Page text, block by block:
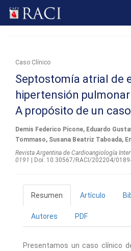
Caso Clínico
Septostomía atrial de
hipertensión
A propósito de un caso
Demis Federico Picone, Eduardo
Tommaso, Susana Beatriz Taboada,
Revista Argentina de Cardioangiologí­a
0191
| Doi: 10.30567/RACI/202204/
Resumen Artículo
Autores PDF
Presentamos un caso clínico